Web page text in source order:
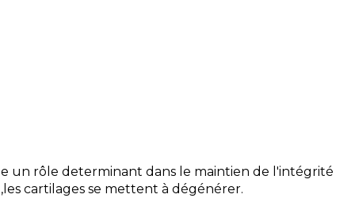
un rôle determinant dans le maintien de l'intégrité
cartilages se mettent à dégénérer.